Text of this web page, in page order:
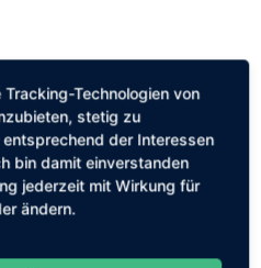
Click
Technologien von
stetig zu
der Interessen
bin damit einverstanden
jederzeit mit Wirkung für
ändern.